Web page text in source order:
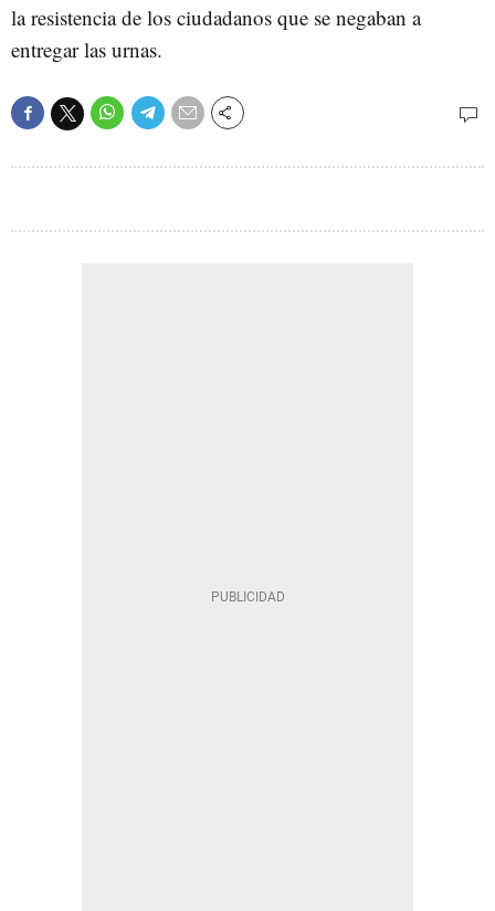
la resistencia de los ciudadanos que se negaban a
entregar las urnas.